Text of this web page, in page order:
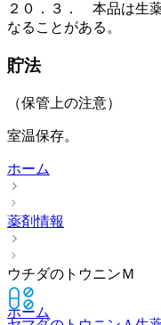
２０．３． 本品は生
なることがある。
貯法
（保管上の注意）
室温保存。
ホーム
薬剤情報
ウチダのトウニンＭ
ホーム